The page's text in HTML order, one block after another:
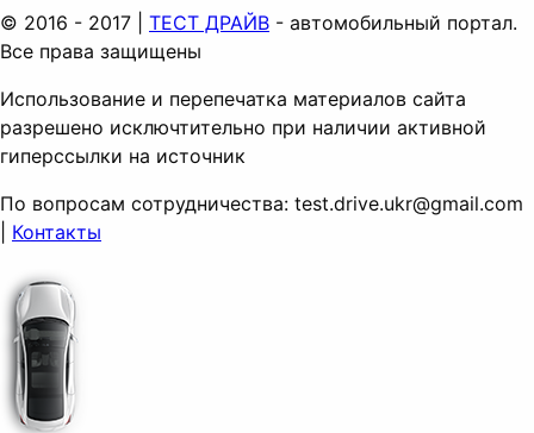
© 2016 - 2017 | ТЕСТ ДРАЙВ - автомобильный портал.
Все права защищены
Использование и перепечатка материалов сайта
разрешено исключтительно при наличии активной
гиперссылки на источник
По вопросам сотрудничества: test.drive.ukr@gmail.com
Контакты